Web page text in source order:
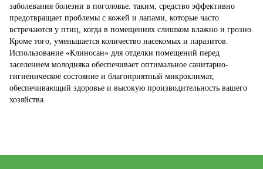
заболевания болезни в поголовье. таким, средство эффективно
предотвращает проблемы с кожей и лапами, которые часто
встречаются у птиц, когда в помещениях слишком влажно и грозно.
Кроме того, уменьшается количество насекомых и паразитов.
Использование «Клиносан» для отделки помещений перед
заселением молодняка обеспечивает оптимальное санитарно-
гигиеническое состояние и благоприятный микроклимат,
обеспечивающий здоровье и высокую производительность вашего
хозяйства.